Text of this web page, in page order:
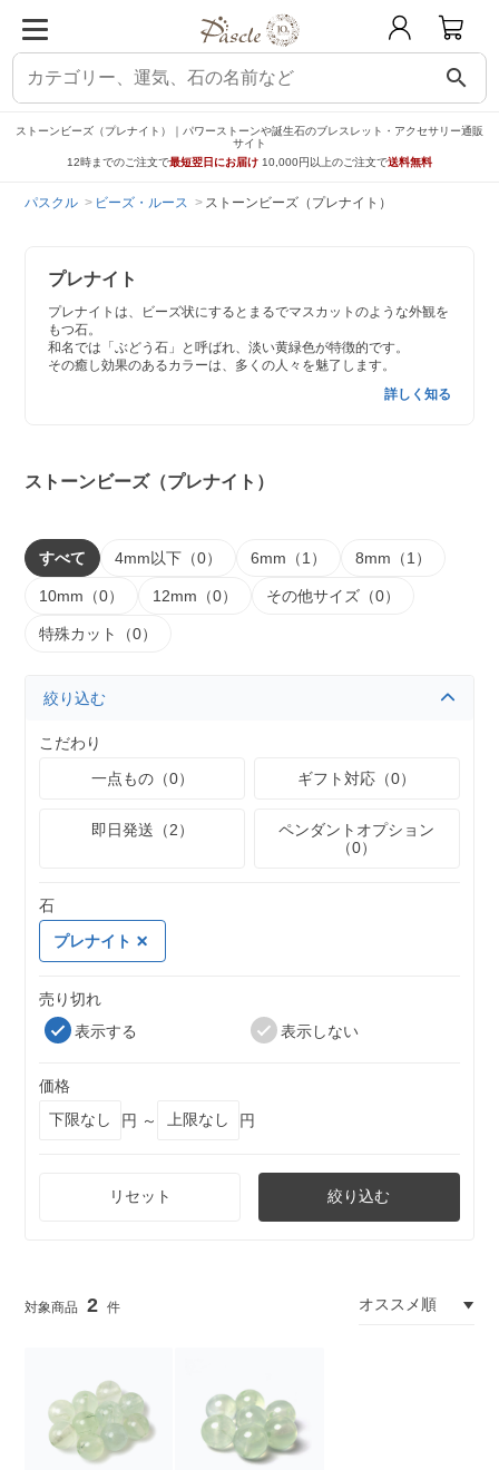
search
ストーンビーズ（プレナイト）｜パワーストーンや誕生石のブレスレット・アクセサリー通販
サイト
12時までのご注文で最短翌日にお届け 10,000円以上のご注文で送料無料
パスクル ビーズ・ルース ストーンビーズ（プレナイト）
プレナイト
プレナイトは、ビーズ状にするとまるでマスカットのような外観を
もつ石。
和名では「ぶどう石」と呼ばれ、淡い黄緑色が特徴的です。
その癒し効果のあるカラーは、多くの人々を魅了します。
詳しく知る
ストーンビーズ（プレナイト）
すべて 4mm以下（0） 6mm（1） 8mm（1）
10mm（0） 12mm（0） その他サイズ（0）
特殊カット（0）
絞り込む
こだわり
一点もの（0）
ギフト対応（0）
即日発送（2）
ペンダントオプション
（0）
石
プレナイト
売り切れ
表示する
表示しない
価格
円 ～
円
リセット 絞り込む
2